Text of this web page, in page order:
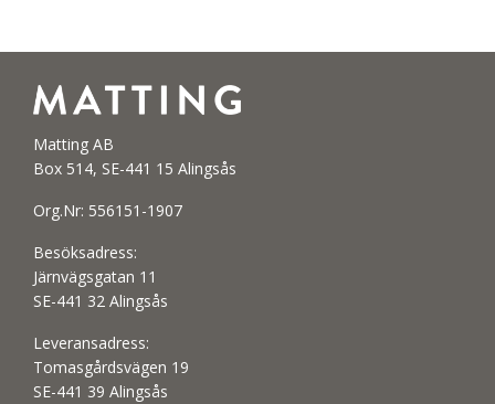
Matting AB
Box 514, SE-441 15 Alingsås
Org.Nr: 556151-1907
Besöksadress:
Järnvägsgatan 11
SE-441 32 Alingsås
Leveransadress:
Tomasgårdsvägen 19
SE-441 39 Alingsås